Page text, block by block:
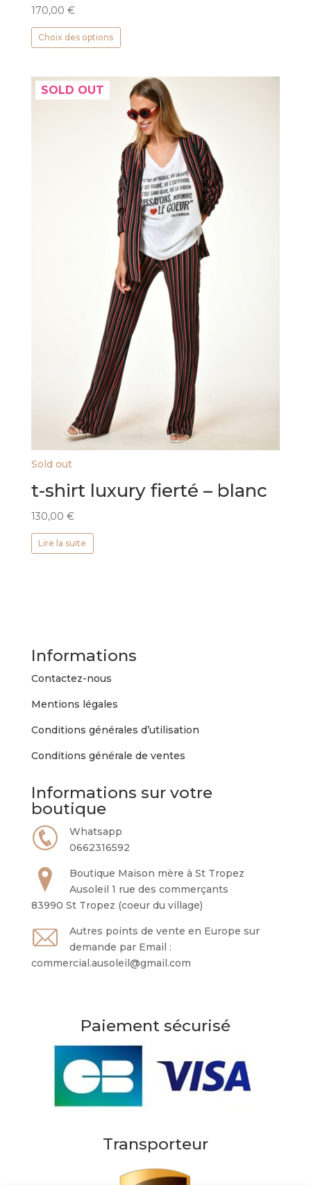
170,00 €
Choix des options
Ce
plusieurs
variations.
Les
options
peuvent
être
choisies
sur
la
page
du
produit
SOLD OUT
Sold out
t-shirt luxury fierté – blanc
130,00 €
Lire la suite
Informations
Contactez-nous
Mentions légales
Conditions générales d’utilisation
Conditions générale de ventes
Informations sur votre
boutique
Whatsapp
0662316592
Boutique Maison mère à St Tropez
Ausoleil 1 rue des commerçants
83990 St Tropez (coeur du village)
Autres points de vente en Europe sur
demande par Email :
commercial.ausoleil@gmail.com
Paiement sécurisé
Transporteur